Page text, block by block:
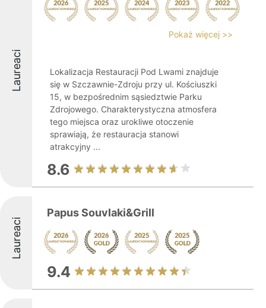
Laureaci
Pokaż więcej >>
Lokalizacja Restauracji Pod Lwami znajduje
się w Szczawnie-Zdroju przy ul. Kościuszki
15, w bezpośrednim sąsiedztwie Parku
Zdrojowego. Charakterystyczna atmosfera
tego miejsca oraz urokliwe otoczenie
sprawiają, że restauracja stanowi
atrakcyjny ...
8.6
Laureaci
Papus Souvlaki&Grill
9.4